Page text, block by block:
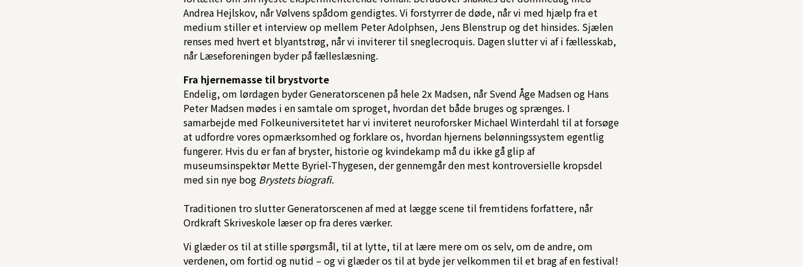
Andrea Hejlskov, når Vølvens spådom gendigtes. Vi forstyrrer de døde, når vi med hjælp fra et
medium stiller et interview op mellem Peter Adolphsen, Jens Blenstrup og det hinsides. Sjælen
renses med hvert et blyantstrøg, når vi inviterer til sneglecroquis. Dagen slutter vi af i fællesskab,
når Læseforeningen byder på fælleslæsning.
Fra hjernemasse til brystvorte
Endelig, om lørdagen byder Generatorscenen på hele 2x Madsen, når Svend Åge Madsen og Hans
Peter Madsen mødes i en samtale om sproget, hvordan det både bruges og sprænges. I
samarbejde med Folkeuniversitetet har vi inviteret neuroforsker Michael Winterdahl til at forsøge
at udfordre vores opmærksomhed og forklare os, hvordan hjernens belønningssystem egentlig
fungerer. Hvis du er fan af bryster, historie og kvindekamp må du ikke gå glip af
museumsinspektør Mette Byriel-Thygesen, der gennemgår den mest kontroversielle kropsdel
med sin nye bog Brystets biografi.
Traditionen tro slutter Generatorscenen af med at lægge scene til fremtidens forfattere, når
Ordkraft Skriveskole læser op fra deres værker.
Vi glæder os til at stille spørgsmål, til at lytte, til at lære mere om os selv, om de andre, om
verdenen, om fortid og nutid – og vi glæder os til at byde jer velkommen til et brag af en festival!